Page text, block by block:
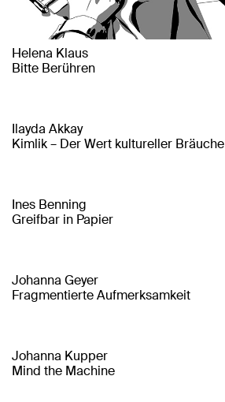
Helena Klaus
Bitte Berühren
Ilayda Akkay
Kimlik – Der Wert kultureller Bräuche
Ines Benning
Greifbar in Papier
Johanna Geyer
Fragmentierte Aufmerksamkeit
Johanna Kupper
Mind the Machine